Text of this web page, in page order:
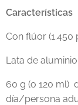
Características
Con flúor (1.450
Lata de
60 g (o 120 ml)
día/persona